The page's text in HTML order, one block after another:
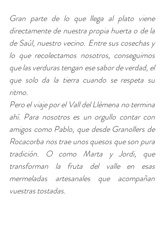
Gran parte de lo que llega al plato viene
directamente de nuestra propia huerta o de la
de Saúl, nuestro vecino. Entre sus cosechas y
lo que recolectamos nosotros, conseguimos
que las verduras tengan ese sabor de verdad, el
que solo da la tierra cuando se respeta su
ritmo.
Pero el viaje por el Vall del Llèmena no termina
ahí. Para nosotros es un orgullo contar con
amigos como Pablo, que desde Granollers de
Rocacorba nos trae unos quesos que son pura
tradición. O como Marta y Jordi, que
transforman la fruta del valle en esas
mermeladas artesanales que acompañan
vuestras tostadas.